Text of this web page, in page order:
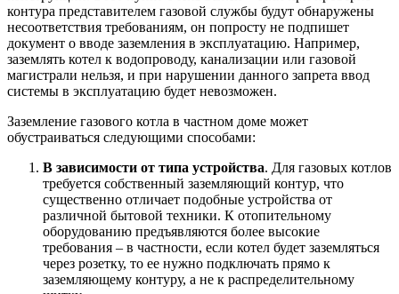
контура представителем газовой службы будут обнаружены
несоответствия требованиям, он попросту не подпишет
документ о вводе заземления в эксплуатацию. Например,
заземлять котел к водопроводу, канализации или газовой
магистрали нельзя, и при нарушении данного запрета ввод
системы в эксплуатацию будет невозможен.
Заземление газового котла в частном доме может
обустраиваться следующими способами:
В зависимости от типа устройства. Для газовых котлов
требуется собственный заземляющий контур, что
существенно отличает подобные устройства от
различной бытовой техники. К отопительному
оборудованию предъявляются более высокие
требования – в частности, если котел будет заземляться
через розетку, то ее нужно подключать прямо к
заземляющему контуру, а не к распределительному